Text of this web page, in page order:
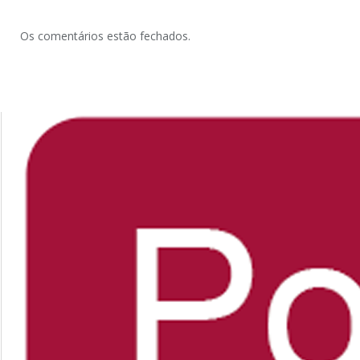
Os comentários estão fechados.